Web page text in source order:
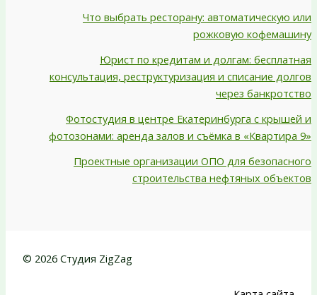
Что выбрать ресторану: автоматическую или
рожковую кофемашину
Юрист по кредитам и долгам: бесплатная
консультация, реструктуризация и списание долгов
через банкротство
Фотостудия в центре Екатеринбурга с крышей и
фотозонами: аренда залов и съёмка в «Квартира 9»
Проектные организации ОПО для безопасного
строительства нефтяных объектов
© 2026 Студия ZigZag